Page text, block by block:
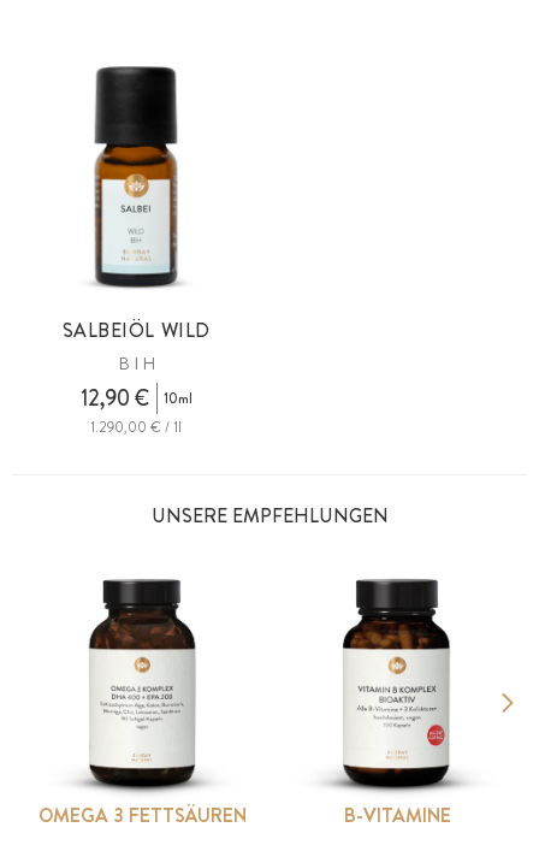
SALBEIÖL WILD
B I H
12,90 €
10ml
1.290,00 € / 1l
UNSERE EMPFEHLUNGEN
OMEGA 3 FETTSÄUREN B-VITAMINE